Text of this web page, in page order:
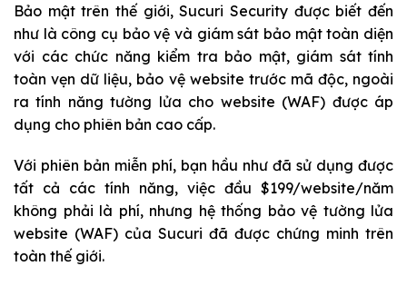
Bảo mật trên thế giới, Sucuri Security được biết đến
như là công cụ bảo vệ và giám sát bảo mật toàn diện
với các chức năng kiểm tra bảo mật, giám sát tính
toàn vẹn dữ liệu, bảo vệ website trước mã độc, ngoài
ra tính năng tường lửa cho website (WAF) được áp
dụng cho phiên bản cao cấp.
Với phiên bản miễn phí, bạn hầu như đã sử dụng được
tất cả các tính năng, việc đầu $199/website/năm
không phải là phí, nhưng hệ thống bảo vệ tường lửa
website (WAF) của Sucuri đã được chứng minh trên
toàn thế giới.